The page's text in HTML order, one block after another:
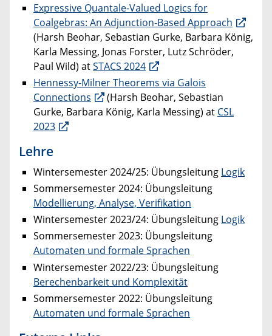
Expressive Quantale-Valued Logics for
Coalgebras: An Adjunction-Based Approach
(Harsh Beohar, Sebastian Gurke, Barbara König,
Karla Messing, Jonas Forster, Lutz Schröder,
Paul Wild) atSTACS 2024
Hennessy-Milner Theorems via Galois
Connections
(Harsh Beohar, Sebastian
Gurke, Barbara König, Karla Messing) at CSL
2023
Lehre
Wintersemester 2024/25: Übungsleitung Logik
Sommersemester 2024: Übungsleitung
Modellierung, Analyse, Verifikation
Wintersemester 2023/24: Übungsleitung Logik
Sommersemester 2023: Übungsleitung
Automaten und formale Sprachen
Wintersemester 2022/23: Übungsleitung
Berechenbarkeit und Komplexität
Sommersemester 2022: Übungsleitung
Automaten und formale Sprachen